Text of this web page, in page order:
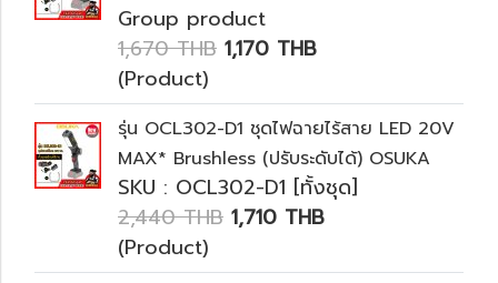
Group product
1,670 THB 1,170 THB
(Product)
รุ่น OCL302-D1 ชุดไฟฉายไร้สาย LED 20V
MAX* Brushless (ปรับระดับได้) OSUKA
SKU : OCL302-D1 [ทั้งชุด]
2,440 THB 1,710 THB
(Product)